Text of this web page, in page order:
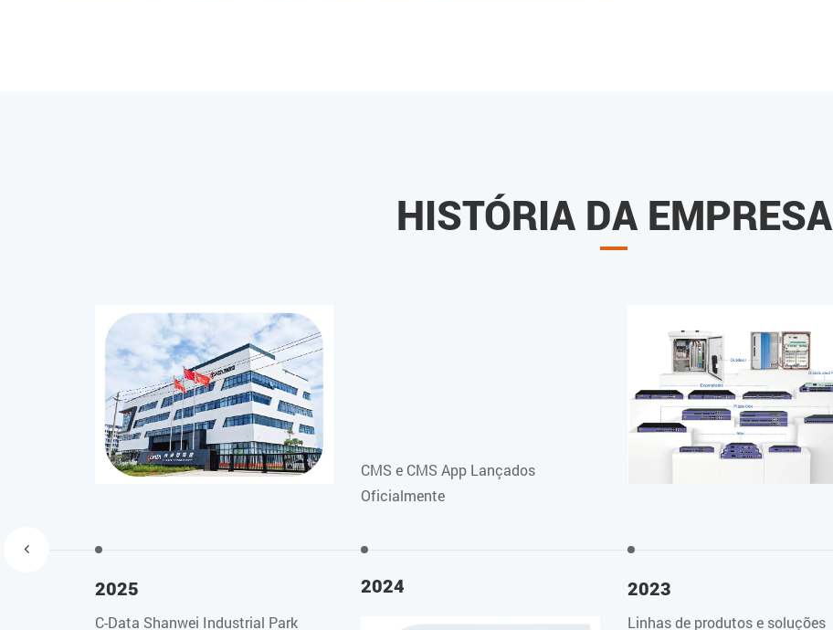
HISTÓRIA DA EMPRESA
2025
C-Data Shanwei Industrial Park
2024
CMS e CMS App Lançados
Oficialmente
2023
Linhas de produtos e soluções